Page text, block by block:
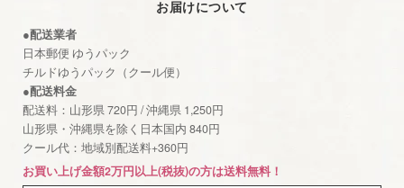
お届けについて
●配送業者
日本郵便 ゆうパック
チルドゆうパック（クール便）
●配送料金
配送料：山形県 720円 / 沖縄県 1,250円
山形県・沖縄県を除く日本国内 840円
クール代：地域別配送料+360円
お買い上げ金額2万円以上(税抜)の方は送料無料！